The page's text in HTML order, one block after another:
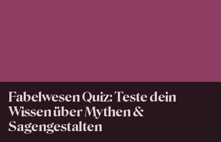
Fabelwesen Quiz: Teste dein
Wissen über Mythen &
Sagengestalten